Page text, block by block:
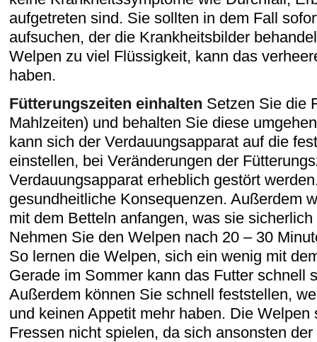
aufgetreten sind. Sie sollten in dem Fall
aufsuchen, der die Krankheitsbilder
Welpen zu viel Flüssigkeit, kann das
haben.
Fütterungszeiten einhalten Setzen Sie die
Mahlzeiten) und behalten Sie diese
kann sich der Verdauungsapparat auf die
einstellen, bei Veränderungen der
Verdauungsapparat erheblich gestört
gesundheitliche Konsequenzen. Außerdem
mit dem Betteln anfangen, was sie
Nehmen Sie den Welpen nach 20 – 30
So lernen die Welpen, sich ein wenig mit
Gerade im Sommer kann das Futter schnell
Außerdem können Sie schnell feststellen,
und keinen Appetit mehr haben. Die Welpen
Fressen nicht spielen, da sich ansonsten